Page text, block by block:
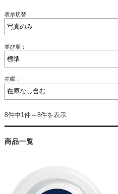
表示切替：
並び順：
在庫：
8件中1件～8件を表示
商品一覧